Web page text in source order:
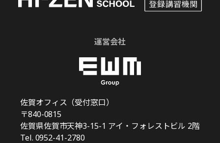
運営会社
佐賀オフィス（受付窓口）
〒840-0815
佐賀県佐賀市天神3-15-1 アイ・フォレストビル 2階
Tel. 0952-41-2780